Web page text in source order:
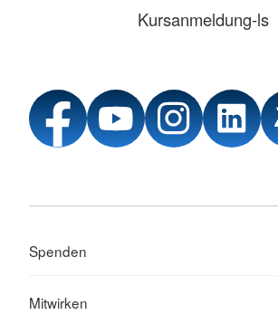
Kursanmeldung-ls
Spenden
Mitwirken